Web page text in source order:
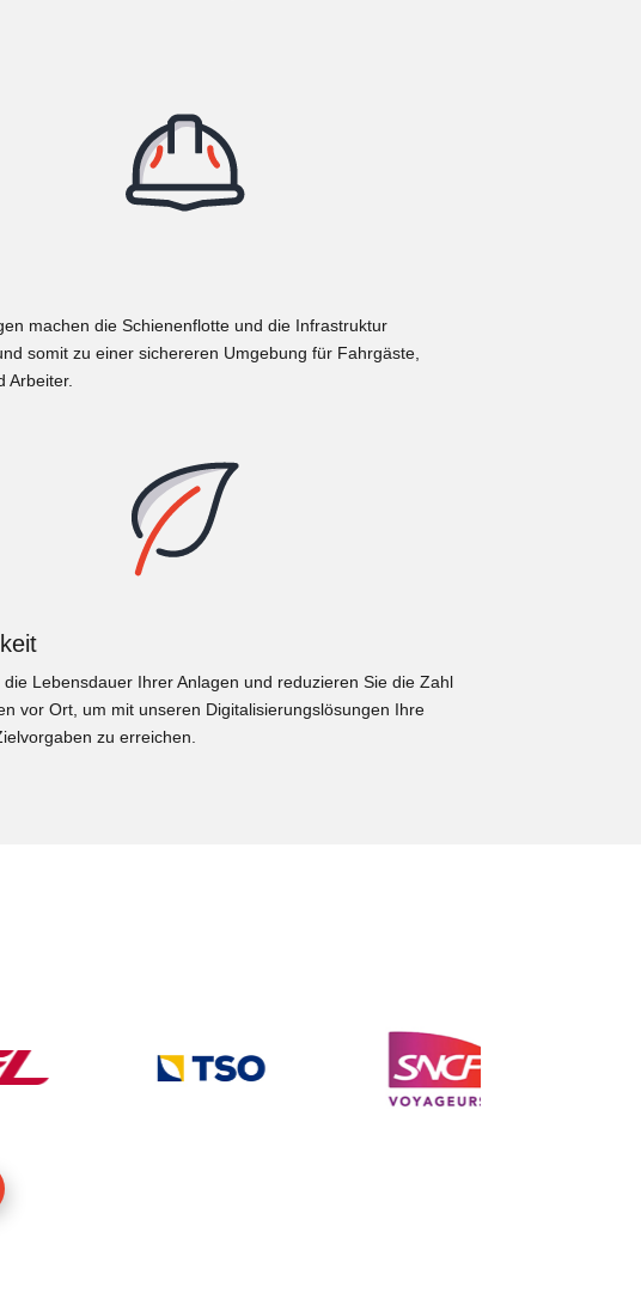
machen die Schienenflotte und die Infrastruktur
somit zu einer sichereren Umgebung für Fahrgäste,
Arbeiter.
die Lebensdauer Ihrer Anlagen und reduzieren Sie die Zahl
vor Ort, um mit unseren Digitalisierungslösungen Ihre
zu erreichen.